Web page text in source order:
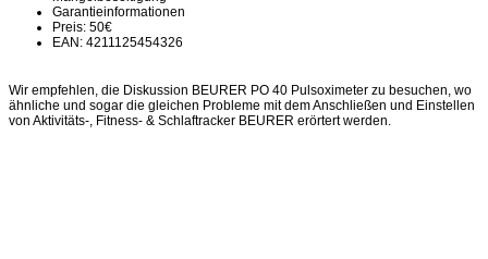
Garantieinformationen
Preis: 50€
EAN: 4211125454326
Wir empfehlen, die Diskussion BEURER PO 40 Pulsoximeter zu besuchen, wo
ähnliche und sogar die gleichen Probleme mit dem Anschließen und Einstellen
von Aktivitäts-, Fitness- & Schlaftracker BEURER erörtert werden.